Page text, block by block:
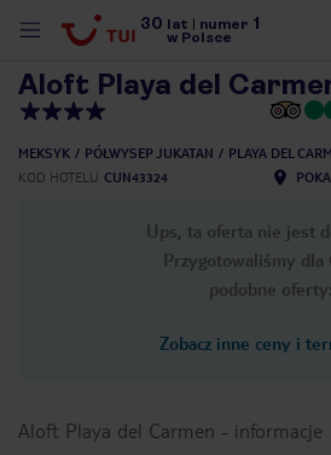
30 lat numer 1
w Polsce
Aloft Playa del
MEKSYK PÓŁWYSEP JUKATAN
PLAYA DEL
KOD HOTELU CUN43324
Ups, ta oferta nie jest
Przygotowaliśmy dla
podobne oferty:
Zobacz inne ceny i
Aloft Playa del Carmen - informacje